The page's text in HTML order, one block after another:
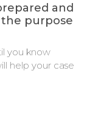
and
purpose
you know
help your case